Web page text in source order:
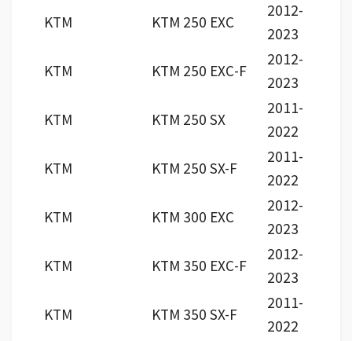
KTM
KTM 250 EXC
2012-
2023
KTM
KTM 250 EXC-F
2012-
2023
KTM
KTM 250 SX
2011-
2022
KTM
KTM 250 SX-F
2011-
2022
KTM
KTM 300 EXC
2012-
2023
KTM
KTM 350 EXC-F
2012-
2023
KTM
KTM 350 SX-F
2011-
2022